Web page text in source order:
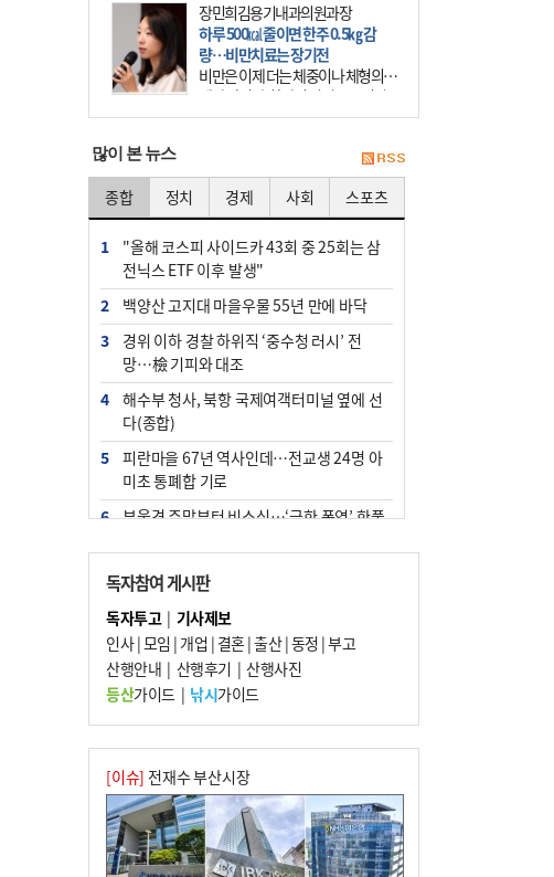
장민희김용기내과의원과장
하루 500㎉ 줄이면 한주 0.5㎏ 감
량…비만치료는 장기전
비만은 이제 더는 체중이나 체형의 문
제가 아니다. 하나의 질병으로 인지
하고 치료와 관리를 해야 한다. 세계
많이 본 뉴스
종합 정치 경제 사회 스포츠
1
"올해 코스피 사이드카 43회 중 25회는 삼
전닉스 ETF 이후 발생"
2
백양산 고지대 마을우물 55년 만에 바닥
3
경위 이하 경찰 하위직 ‘중수청 러시’ 전
망…檢 기피와 대조
4
해수부 청사, 북항 국제여객터미널 옆에 선
다(종합)
5
피란마을 67년 역사인데…전교생 24명 아
미초 통폐합 기로
6
부울경 주말부터 비소식…‘극한 폭염’ 한풀
7
“낙동강권 삼락·을숙도·다대포 연결해 서
부산 관광 키우자”
8
오늘의 날씨- 2026년 8월 7일
9
외국인 선원 ‘인신매매 경유지’ 된 부산…
우려가 현실로
10 [사설] 해수부 신청사 북항으로 확정, 해양
수도 도약의 전환점
독자참여 게시판
독자투고| 기사제보
인사|모임 | 개업 | 결혼|출산|동정 |부고
산행안내 | 산행후기 | 산행사진
등산가이드| 낚시가이드
[이슈] 전재수 부산시장